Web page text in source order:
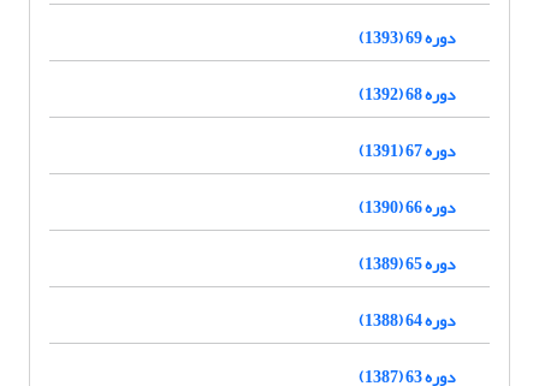
دوره 69 (1393)
دوره 68 (1392)
دوره 67 (1391)
دوره 66 (1390)
دوره 65 (1389)
دوره 64 (1388)
دوره 63 (1387)